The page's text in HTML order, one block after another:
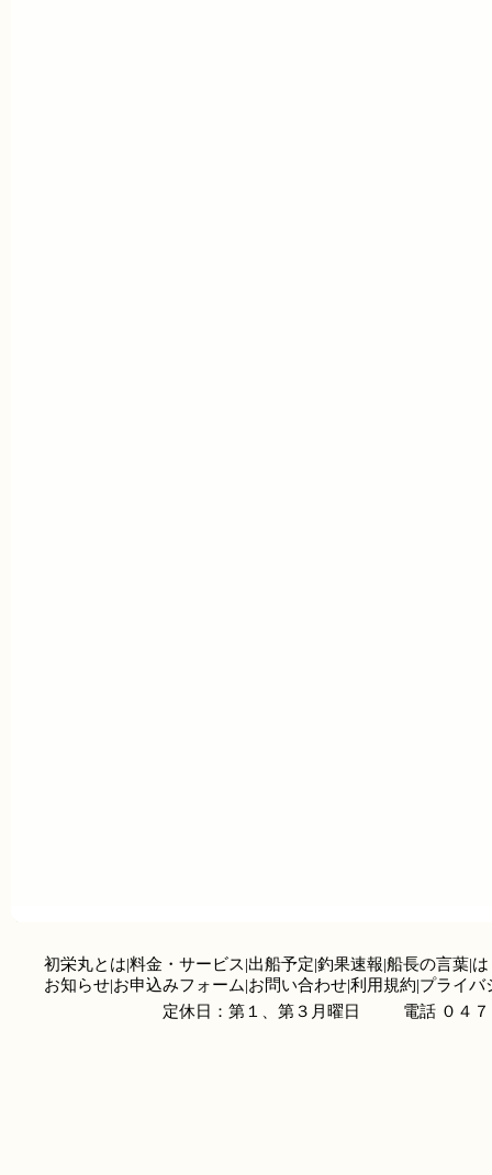
初栄丸とは|料金・サービス|出船予定|釣果速報|船長の言葉|
お知らせ|お申込みフォーム|お問い合わせ|利用規約|プライバ
定休日：第１、第３月曜日
電話 ０４